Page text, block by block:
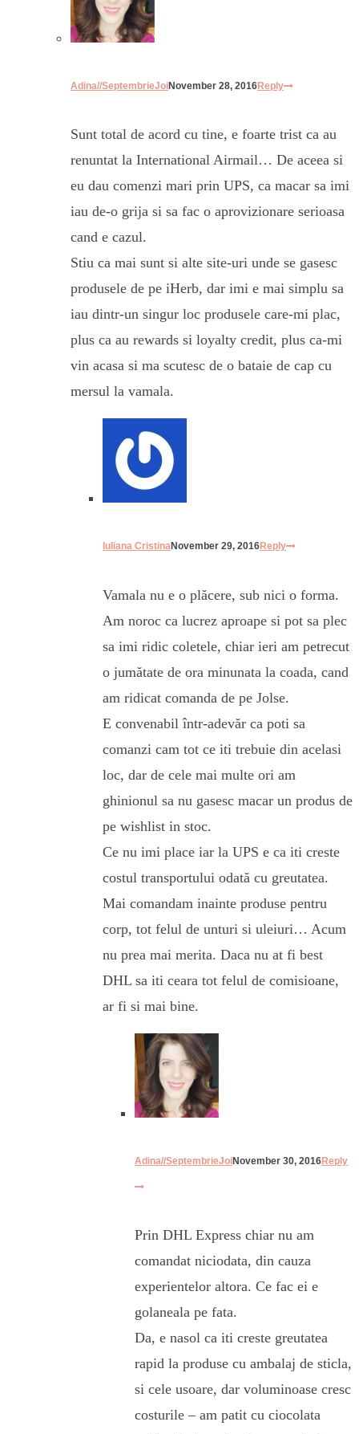
Adina//SeptembrieJoiNovember 28, 2016Reply
Sunt total de acord cu tine, e foarte trist ca au
renuntat la International Airmail… De aceea si
eu dau comenzi mari prin UPS, ca macar sa imi
iau de-o grija si sa fac o aprovizionare serioasa
cand e cazul.
Stiu ca mai sunt si alte site-uri unde se gasesc
produsele de pe iHerb, dar imi e mai simplu sa
iau dintr-un singur loc produsele care-mi plac,
plus ca au rewards si loyalty credit, plus ca-mi
vin acasa si ma scutesc de o bataie de cap cu
mersul la vamala.
Iuliana CristinaNovember 29, 2016Reply
Vamala nu e o plăcere, sub nici o forma.
Am noroc ca lucrez aproape si pot sa plec
sa imi ridic coletele, chiar ieri am petrecut
o jumătate de ora minunata la coada, cand
am ridicat comanda de pe Jolse.
E convenabil într-adevăr ca poti sa
comanzi cam tot ce iti trebuie din acelasi
loc, dar de cele mai multe ori am
ghinionul sa nu gasesc macar un produs de
pe wishlist in stoc.
Ce nu imi place iar la UPS e ca iti creste
costul transportului odată cu greutatea.
Mai comandam inainte produse pentru
corp, tot felul de unturi si uleiuri… Acum
nu prea mai merita. Daca nu at fi best
DHL sa iti ceara tot felul de comisioane,
ar fi si mai bine.
Adina//SeptembrieJoiNovember 30, 2016Reply
Prin DHL Express chiar nu am
comandat niciodata, din cauza
experientelor altora. Ce fac ei e
golaneala pe fata.
Da, e nasol ca iti creste greutatea
rapid la produse cu ambalaj de sticla,
si cele usoare, dar voluminoase cresc
costurile – am patit cu ciocolata